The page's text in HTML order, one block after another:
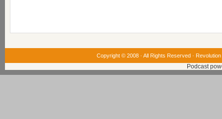
Copyright © 2008 · All Rights Reserved ·
Podcast